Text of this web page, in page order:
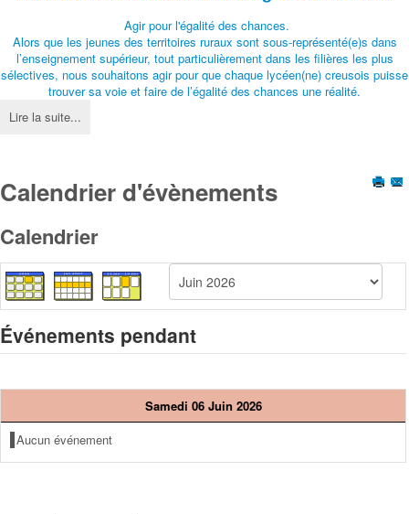
Agir pour l'égalité des chances.
Alors que les jeunes des territoires ruraux sont sous-représenté(e)s dans
l’enseignement supérieur, tout particulièrement dans les filières les plus
sélectives, nous souhaitons agir pour que chaque lycéen(ne) creusois puisse
trouver sa voie et faire de l’égalité des chances une réalité.
Lire la suite...
Calendrier d'évènements
Calendrier
Événements pendant
Samedi 06 Juin 2026
Aucun événement